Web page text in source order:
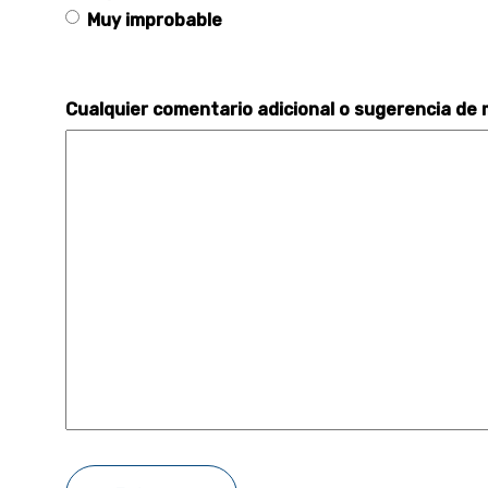
Muy improbable
Cualquier comentario adicional o sugerencia de